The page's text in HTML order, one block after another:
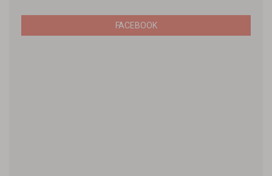
FACEBOOK